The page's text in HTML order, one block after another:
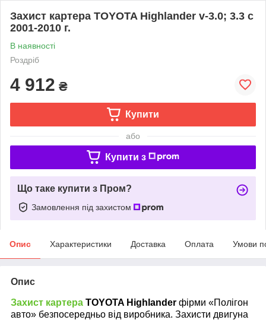
Захист картера TOYOTA Highlander v-3.0; 3.3 c
2001-2010 г.
В наявності
Роздріб
4 912 ₴
Купити
або
Купити з
Що таке купити з Пром?
Замовлення під захистом
Опис Характеристики Доставка Оплата Умови
Опис
Захист картера TOYOTA Highlander фірми «Полігон
авто» безпосередньо від виробника. Захисти двигуна